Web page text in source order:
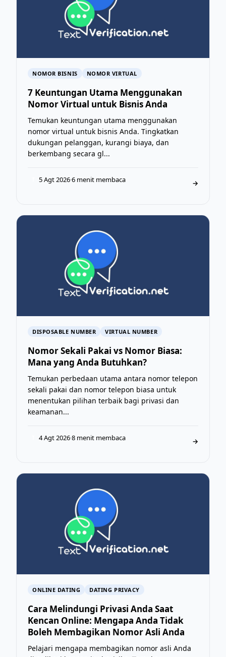
NOMOR BISNIS NOMOR VIRTUAL
7 Keuntungan Utama Menggunakan
Nomor Virtual untuk Bisnis Anda
Temukan keuntungan utama menggunakan
nomor virtual untuk bisnis Anda. Tingkatkan
dukungan pelanggan, kurangi biaya, dan
berkembang secara gl...
5 Agt 2026·6 menit membaca →
DISPOSABLE NUMBER VIRTUAL NUMBER
Nomor Sekali Pakai vs Nomor Biasa:
Mana yang Anda Butuhkan?
Temukan perbedaan utama antara nomor telepon
sekali pakai dan nomor telepon biasa untuk
menentukan pilihan terbaik bagi privasi dan
keamanan...
4 Agt 2026·8 menit membaca →
ONLINE DATING DATING PRIVACY
Cara Melindungi Privasi Anda Saat
Kencan Online: Mengapa Anda Tidak
Boleh Membagikan Nomor Asli Anda
Pelajari mengapa membagikan nomor asli Anda